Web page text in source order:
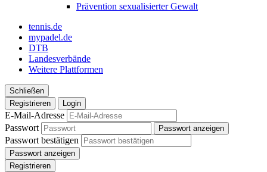
Prävention sexualisierter Gewalt
tennis.de
mypadel.de
DTB
Landesverbände
Weitere Plattformen
Schließen
Registrieren
Login
E-Mail-Adresse
Passwort
Passwort anzeigen
Passwort bestätigen
Passwort anzeigen
Registrieren